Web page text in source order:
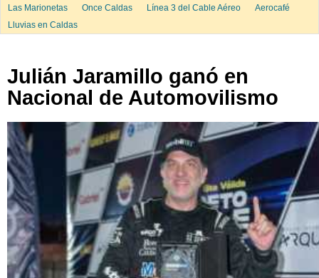
Las Marionetas
Once Caldas Línea 3 del Cable Aéreo
Aerocafé
Lluvias en Caldas
Julián Jaramillo ganó en
Nacional de Automovilismo